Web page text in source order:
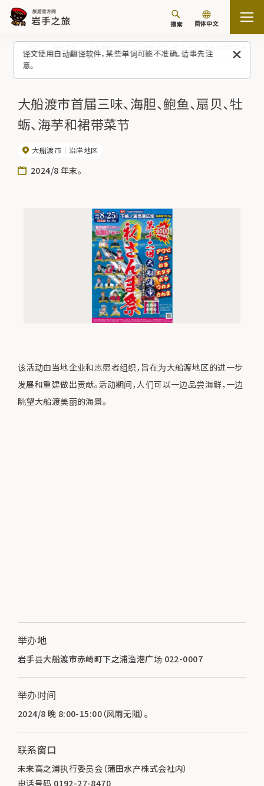
译文使用自动翻译软件，某些单词可能不准确。请事先注
意。
搜索 简体中文
大船渡市首届三味、海胆、鲍鱼、扇贝、牡
蛎、海芋和裙带菜节
大船渡市 沿岸地区
2024/8 年末。
该活动由当地企业和志愿者组织，旨在为大船渡地区的进一步
发展和重建做出贡献。活动期间，人们可以一边品尝海鲜，一边
眺望大船渡美丽的海景。
举办地
岩手县大船渡市赤崎町下之浦渔港广场 022-0007
举办时间
2024/8 晚 8:00-15:00（风雨无阻）。
联系窗口
未来高之浦执行委员会（蒲田水产株式会社内）
电话号码 0192-27-8470